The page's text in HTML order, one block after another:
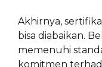
Akhirnya,
bisa diabaikan.
memenuhi
komitmen